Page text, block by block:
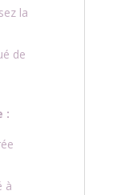
la
de
:
à